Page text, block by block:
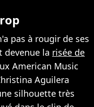
pas à rougir de ses
devenue la risée de
American Music
Aguilera
silhouette très